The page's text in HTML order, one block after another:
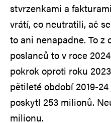
stvrzenkami a
vrátí, co neutratili, ač
to ani nenapadne. To z
poslanců to v roce
pokrok oproti roku
pětileté období 2019-
poskytl 253 milionů.
milionu.